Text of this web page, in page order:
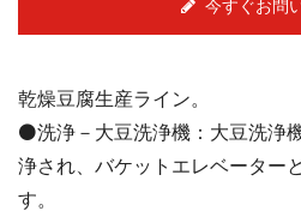
今すぐお問
乾燥豆腐生産ライン。
⚫️洗浄－大豆洗浄機：大豆洗浄
浄され、バケットエレベーター
す。